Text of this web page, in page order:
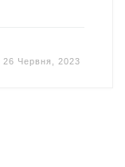
26 Червня, 2023